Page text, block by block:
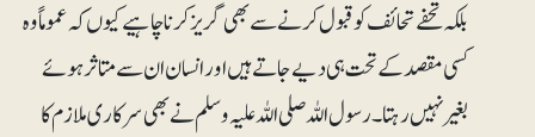
بلکہ تحفے تحائف کو قبول کرنے سے بھی گریز کرنا چاہیے کیوں کہ عموماً وہ
کسی مقصد کے تحت ہی دیے جاتے ہیں اور انسان ان سے متاثر ہوئے
بغیر نہیں رہتا۔ رسول اللہ صلی اللہ علیہ وسلم نے بھی سرکاری ملازم کا